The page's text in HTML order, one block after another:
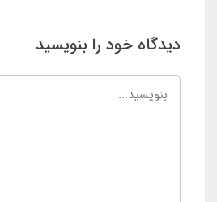
دیدگاه خود را بنویسید